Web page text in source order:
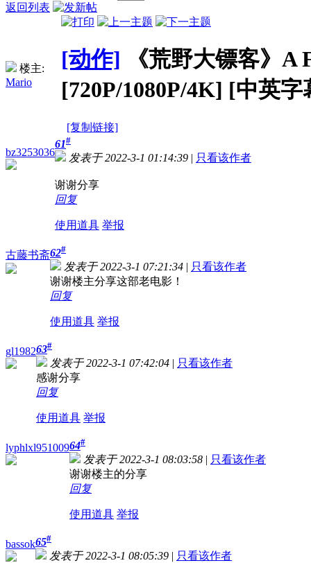
返回列表
楼主:
Mario
[动作]
《荒野大镖客》A
[720P/1080P/4K] [中英字
[复制链接]
bz3253036
61#
发表于 2022-3-1 01:14:39 | 只看该作者
谢谢分享
回复
使用道具 举报
古藤书斋62#
发表于 2022-3-1 07:21:34 | 只看该作者
谢谢楼主分享这部老电影！
回复
使用道具 举报
gl198263#
发表于 2022-3-1 07:42:04 | 只看该作者
感谢分享
回复
使用道具 举报
lyphlxl95100964#
发表于 2022-3-1 08:03:58 | 只看该作者
谢谢楼主的分享
回复
使用道具 举报
bassok65#
发表于 2022-3-1 08:05:39 | 只看该作者